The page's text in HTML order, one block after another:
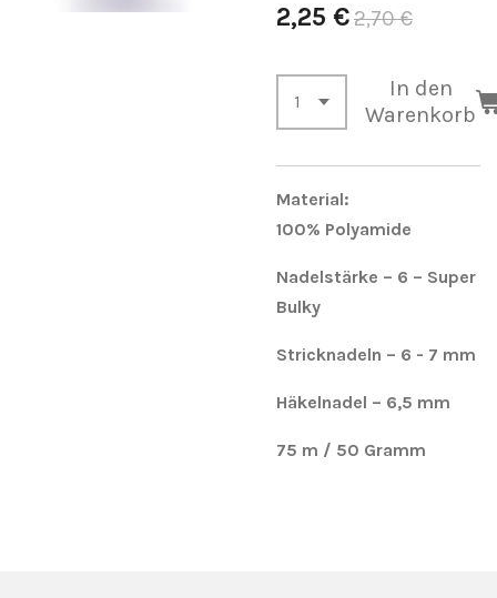
2,25 €2,70 €
In den
Warenkorb
Material:
100% Polyamide
Nadelstärke – 6 – Super
Bulky
Stricknadeln – 6 - 7 mm
Häkelnadel – 6,5 mm
75 m / 50 Gramm